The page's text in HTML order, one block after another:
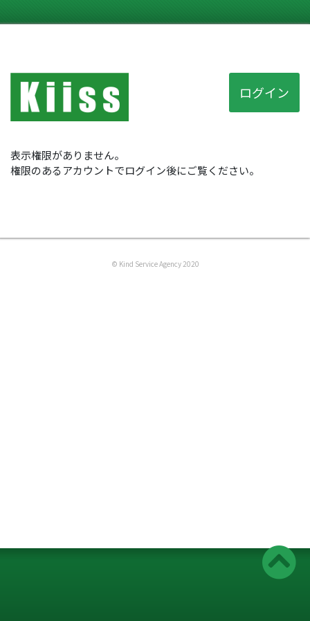
ログイン
表示権限がありません。
権限のあるアカウントでログイン後にご覧ください。
© Kind Service Agency 2020